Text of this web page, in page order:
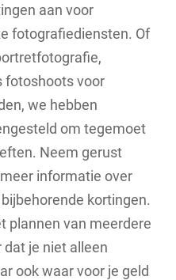
aan voor
fotografiediensten. Of
fotoshoots voor
we hebben
om tegemoet
Neem gerust
informatie over
kortingen.
plannen van meerdere
dat je niet alleen
ook waar voor je geld